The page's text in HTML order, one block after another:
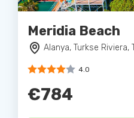
Meridia Beach
Alanya, Turkse Riviera,
4.0
€784